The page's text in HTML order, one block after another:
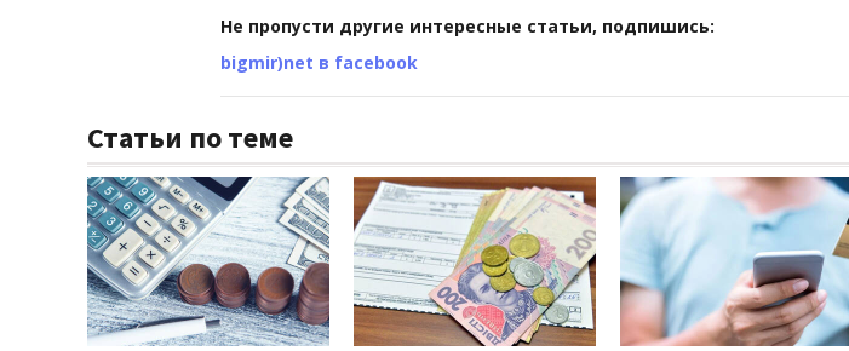
Не пропусти другие интересные статьи, подпишись:
bigmir)net в facebook
Статьи по теме